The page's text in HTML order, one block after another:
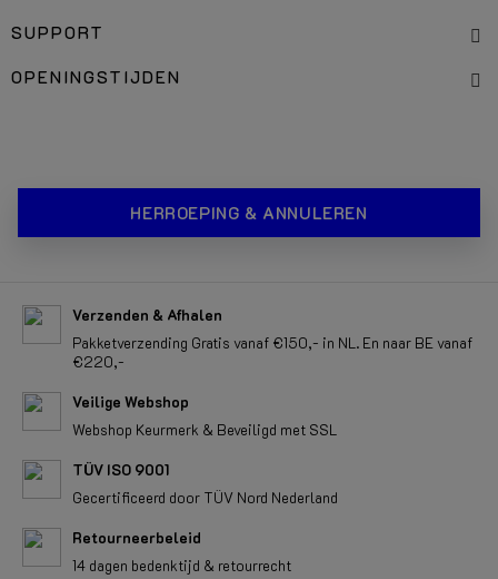
SUPPORT
OPENINGSTIJDEN
HERROEPING & ANNULEREN
Verzenden & Afhalen
Pakketverzending Gratis vanaf €150,- in NL. En naar BE vanaf
€220,-
Veilige Webshop
Webshop Keurmerk & Beveiligd met SSL
TÜV ISO 9001
Gecertificeerd door TÜV Nord Nederland
Retourneerbeleid
14 dagen bedenktijd & retourrecht